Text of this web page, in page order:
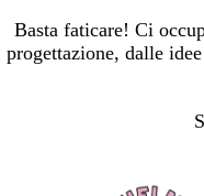
Basta faticare! Ci
progettazione, dalle